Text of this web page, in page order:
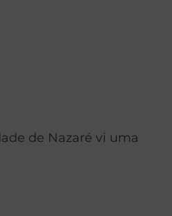
de Nazaré vi uma